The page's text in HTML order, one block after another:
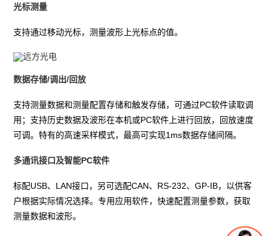
光标测量
支持通过移动光标，测量波形上光标点的值。
数据存储/调出/回放
支持测量数据和测量配置存储和触发存储，可通过PC软件读取调
用；支持历史数据及波形在本机或PC软件上进行回放，回放速度
可调。特有的高速采样模式，最高可实现1ms数据存储间隔。
多通讯接口及智能PC软件
标配USB、LAN接口，另可选配CAN、RS-232、GP-IB，以供客
户根据实际情况选择。专用应用软件，快速配置测量参数，获取
测量数据和波形。